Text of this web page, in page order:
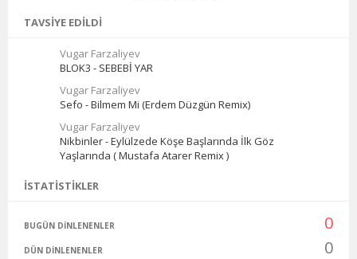
TAVSIYE EDILDI
Vugar Farzaliyev
BLOK3 - SEBEBİ YAR
Vugar Farzaliyev
Sefo - Bilmem Mi (Erdem Düzgün Remix)
Vugar Farzaliyev
Nikbinler - Eylülzede Köşe Başlarında İlk Göz
Yaşlarında ( Mustafa Atarer Remix )
İSTATISTIKLER
BUGÜN DINLENENLER 0
DÜN DINLENENLER 0